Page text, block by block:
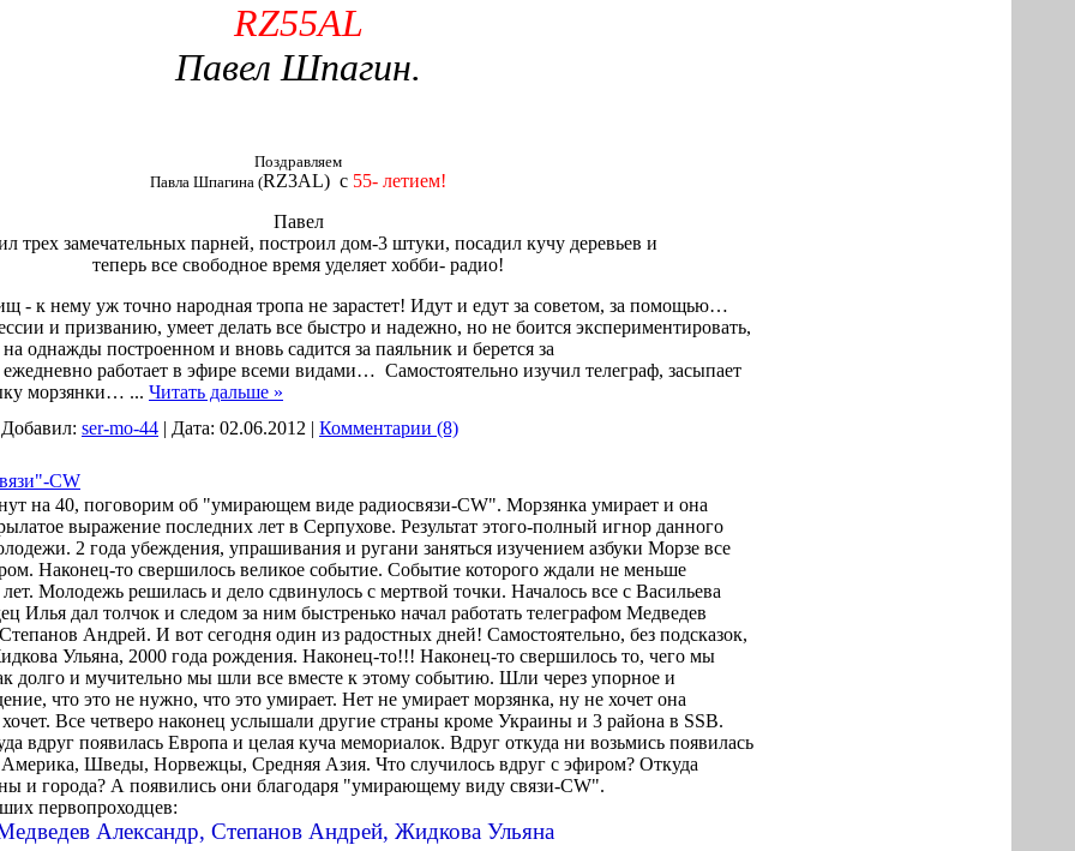
RZ55AL
Павел Шпагин.
Поздравляем
Павла Шпагина (RZ3AL) с 55- летием!
Павел
трех замечательных парней, построил дом-3 штуки, посадил кучу деревьев и
теперь все свободное время уделяет хобби- радио!
- к нему уж точно народная тропа не зарастет! Идут и едут за советом, за помощью…
и призванию, умеет делать все быстро и надежно, но не боится экспериментировать,
на однажды построенном и вновь садится за паяльник и берется за
ежедневно работает в эфире всеми видами… Самостоятельно изучил телеграф, засыпает
морзянки… ... Читать дальше »
Добавил: ser-mo-44 | Дата: 02.06.2012 | Комментарии (8)
CW
на 40, поговорим об "умирающем виде радиосвязи-CW". Морзянка умирает и она
выражение последних лет в Серпухове. Результат этого-полный игнор данного
2 года убеждения, упрашивания и ругани заняться изучением азбуки Морзе все
Наконец-то свершилось великое событие. Событие которого ждали не меньше
Молодежь решилась и дело сдвинулось с мертвой точки. Началось все с Васильева
Илья дал толчок и следом за ним быстренько начал работать телеграфом Медведев
Андрей. И вот сегодня один из радостных дней! Самостоятельно, без подсказок,
Ульяна, 2000 года рождения. Наконец-то!!! Наконец-то свершилось то, чего мы
долго и мучительно мы шли все вместе к этому событию. Шли через упорное и
что это не нужно, что это умирает. Нет не умирает морзянка, ну не хочет она
Все четверо наконец услышали другие страны кроме Украины и 3 района в SSB.
вдруг появилась Европа и целая куча мемориалок. Вдруг откуда ни возьмись появилась
Шведы, Норвежцы, Средняя Азия. Что случилось вдруг с эфиром? Откуда
и города? А появились они благодаря "умирающему виду связи-CW".
первопроходцев:
Александр, Степанов Андрей, Жидкова Ульяна